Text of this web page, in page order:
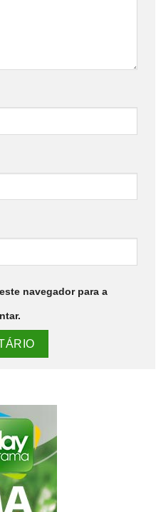
navegador para a